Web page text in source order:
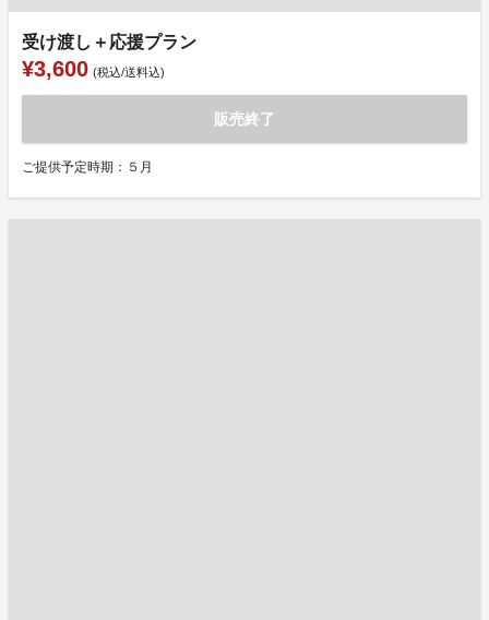
受け渡し＋応援プラン
¥3,600 (税込/送料込)
販売終了
ご提供予定時期：５月